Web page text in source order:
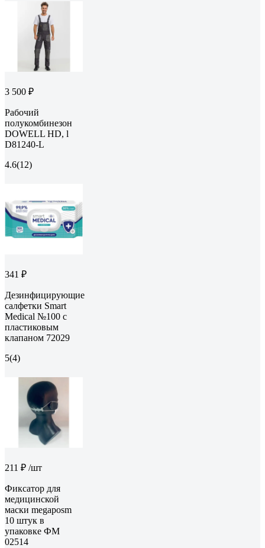
3 500 ₽
Рабочий
полукомбинезон
DOWELL HD, l
D81240-L
4.6(12)
341 ₽
Дезинфицирующие
салфетки Smart
Medical №100 с
пластиковым
клапаном 72029
5(4)
211 ₽ /шт
Фиксатор для
медицинской
маски megaposm
10 штук в
упаковке ФМ
02514